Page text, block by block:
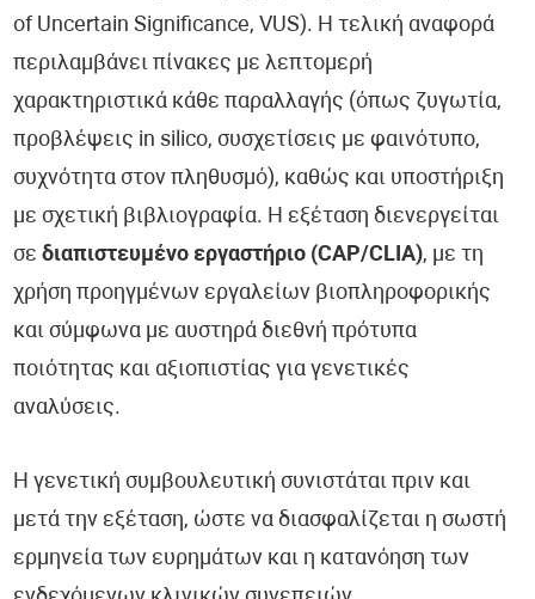
of Uncertain Significance, VUS). Η τελική αναφορά
περιλαμβάνει πίνακες με λεπτομερή
χαρακτηριστικά κάθε παραλλαγής (όπως ζυγωτία,
προβλέψεις in silico, συσχετίσεις με φαινότυπο,
συχνότητα στον πληθυσμό), καθώς και υποστήριξη
με σχετική βιβλιογραφία. Η εξέταση διενεργείται
σεδιαπιστευμένο εργαστήριο (CAP/CLIA), με τη
χρήση προηγμένων εργαλείων βιοπληροφορικής
και σύμφωνα με αυστηρά διεθνή πρότυπα
ποιότητας και αξιοπιστίας για γενετικές
αναλύσεις.
Η γενετική συμβουλευτική συνιστάται πριν και
μετά την εξέταση, ώστε να διασφαλίζεται η σωστή
ερμηνεία των ευρημάτων και η κατανόηση των